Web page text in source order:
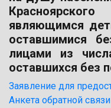
являющимся
оставшимися
лицами из
оставшихся без
Заявление для
Анкета обратной